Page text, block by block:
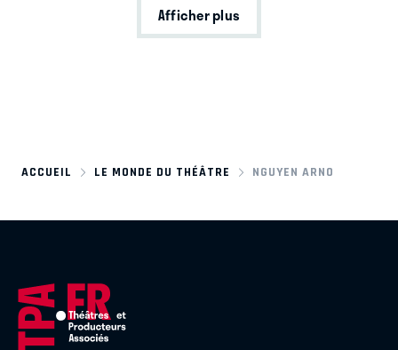
Afficher plus
ACCUEIL LE MONDE DU THÉÂTRE NGUYEN ARNO